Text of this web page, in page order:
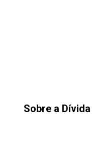
Sobre a